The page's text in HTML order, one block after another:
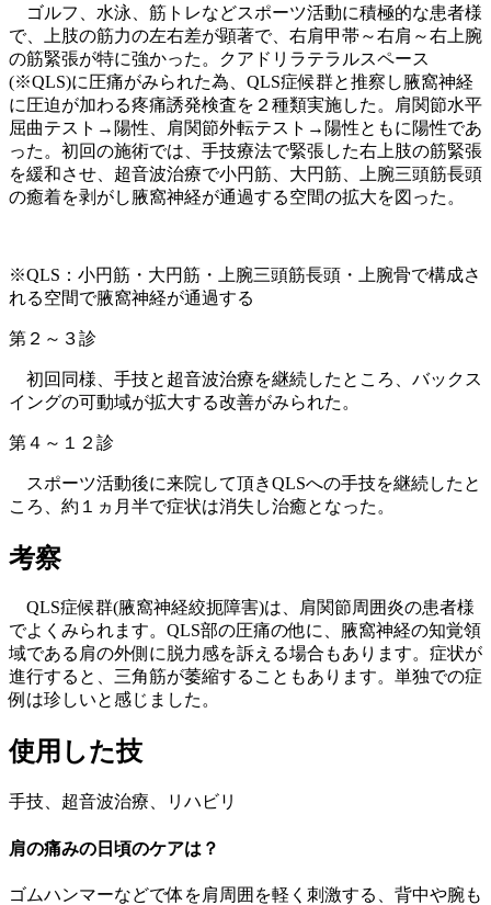
ゴルフ、水泳、筋トレなどスポーツ活動に積極的な患者様
で、上肢の筋力の左右差が顕著で、右肩甲帯～右肩～右上腕
の筋緊張が特に強かった。クアドリラテラルスペース
(※QLS)に圧痛がみられた為、QLS症候群と推察し腋窩神経
に圧迫が加わる疼痛誘発検査を２種類実施した。肩関節水平
屈曲テスト→陽性、肩関節外転テスト→陽性ともに陽性であ
った。初回の施術では、手技療法で緊張した右上肢の筋緊張
を緩和させ、超音波治療で小円筋、大円筋、上腕三頭筋長頭
の癒着を剥がし腋窩神経が通過する空間の拡大を図った。
※QLS：小円筋・大円筋・上腕三頭筋長頭・上腕骨で構成さ
れる空間で腋窩神経が通過する
第２～３診
初回同様、手技と超音波治療を継続したところ、バックス
イングの可動域が拡大する改善がみられた。
第４～１２診
スポーツ活動後に来院して頂きQLSへの手技を継続したと
ころ、約１ヵ月半で症状は消失し治癒となった。
考察
QLS症候群(腋窩神経絞扼障害)は、肩関節周囲炎の患者様
でよくみられます。QLS部の圧痛の他に、腋窩神経の知覚領
域である肩の外側に脱力感を訴える場合もあります。症状が
進行すると、三角筋が萎縮することもあります。単独での症
例は珍しいと感じました。
使用した技
手技、超音波治療、リハビリ
肩の痛みの日頃のケアは？
ゴムハンマーなどで体を肩周囲を軽く刺激する、背中や腕も